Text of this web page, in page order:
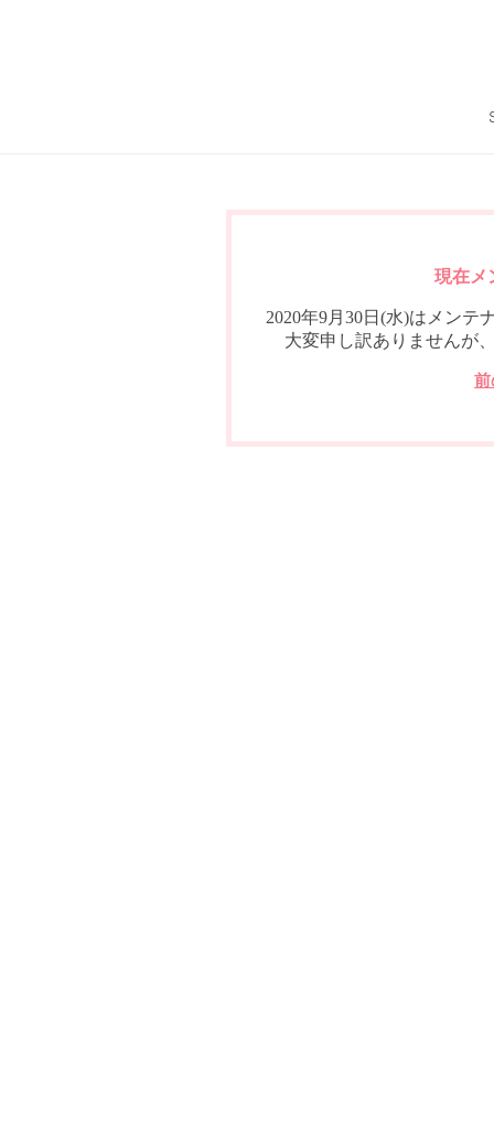
現在メ
2020年9月30日(水)はメンテ
大変申し訳ありませんが
前